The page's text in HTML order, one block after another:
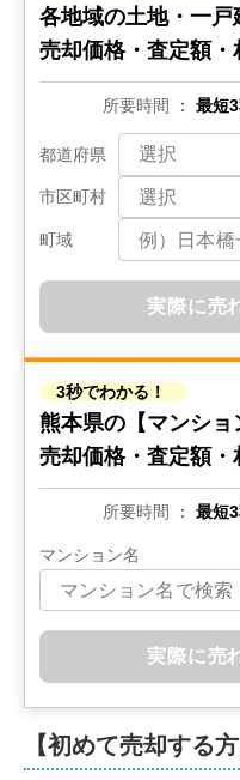
各地域の土地・一戸
売却価格・査定額・
所要時間 最短
都道府県
市区町村
町域
実際に売
3秒でわかる！
熊本県の 【マンシ
売却価格・査定額・
所要時間 最短
マンション名
実際に売
【初めて売却する